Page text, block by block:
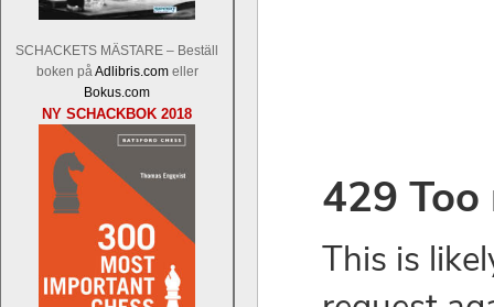
SCHACKETS MÄSTARE – Beställ
boken påAdlibris.comeller
Bokus.com
NY SCHACKBOK 2018
En svensk schackbok -Schackets
om Ulf Anderssons makalösa
betänketiden så schack bör
Frilansjournalisten och
boken i ur och skur och den har